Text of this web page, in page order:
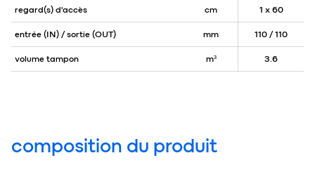
regard(s) d'accès cm 1 x 60
entrée (IN) / sortie (OUT) mm 110 / 110
volume tampon m³ 3.6
composition du produit